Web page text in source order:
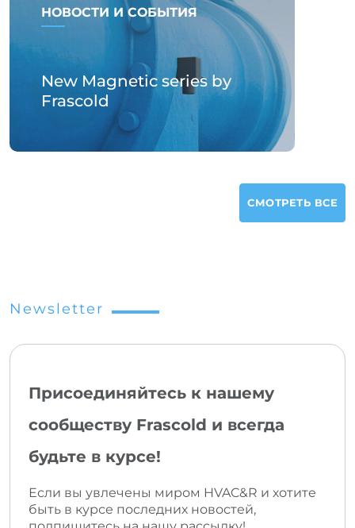
НОВОСТИ И СОБЫТИЯ
New Magnetic series by
Frascold
СМОТРЕТЬ ВСЕ
Newsletter
Присоединяйтесь к нашему
сообществу Frascold и всегда
будьте в курсе!
Если вы увлечены миром HVAC&R и хотите
быть в курсе последних новостей,